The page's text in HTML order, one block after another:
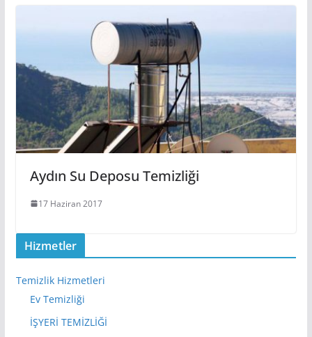
Aydın Su Deposu Temizliği
17 Haziran 2017
Hizmetler
Temizlik Hizmetleri
Ev Temizliği
İŞYERİ TEMİZLİĞİ